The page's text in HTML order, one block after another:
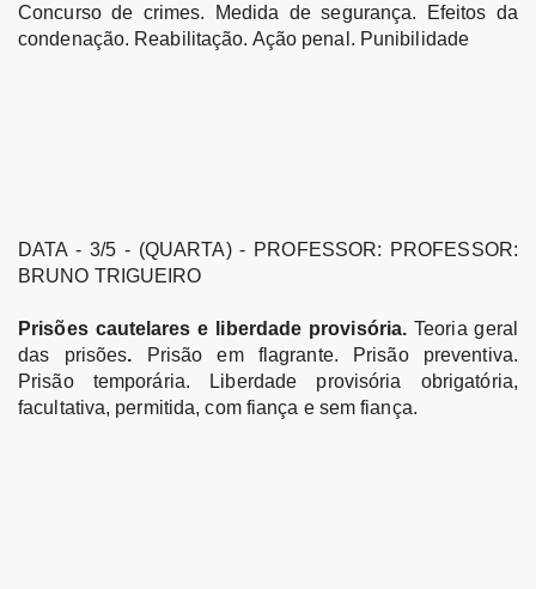
Concurso de crimes. Medida de segurança. Efeitos da
condenação. Reabilitação. Ação penal. Punibilidade
DATA - 3/5 - (QUARTA) - PROFESSOR: PROFESSOR:
BRUNO TRIGUEIRO
Prisões cautelares e liberdade provisória.Teoria geral
das prisões.
Prisão em flagrante. Prisão preventiva.
Prisão temporária. Liberdade provisória obrigatória,
facultativa, permitida, com fiança e sem fiança.